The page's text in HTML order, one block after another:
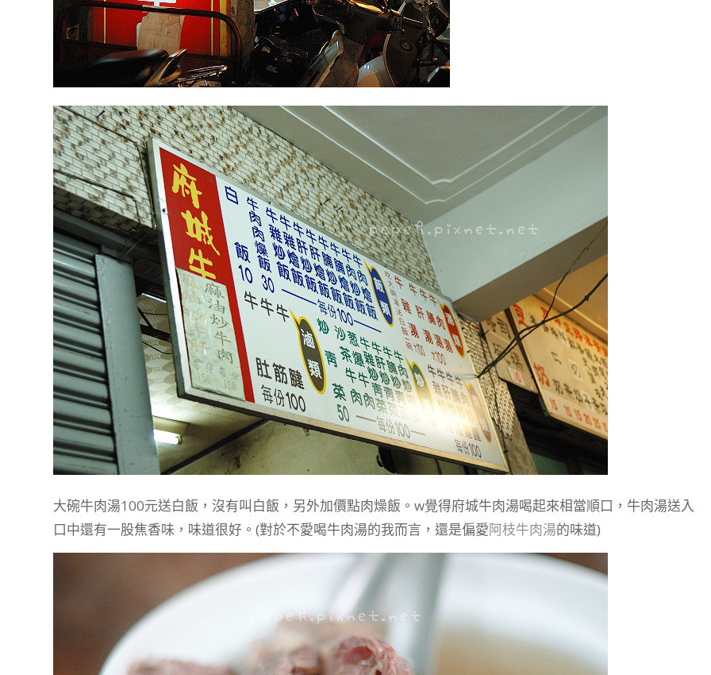
大碗牛肉湯100元送白飯，沒有叫白飯，另外加價點肉燥飯。w覺得府城牛肉湯喝起來相當順口，牛肉湯送入
口中還有一股焦香味，味道很好。(對於不愛喝牛肉湯的我而言，還是偏愛阿枝牛肉湯的味道)